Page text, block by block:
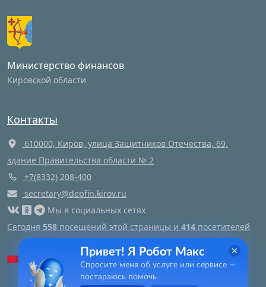
Министерство финансов
Кировской области
Контакты
610000, Киров, улица Защитников Отечества, 69,
здание Правительства области № 2
+7(8332) 208-400
secretary@depfin.kirov.ru
Мы в социальных сетях
Сегодня 558 посещений этой страницы и 414 посетителей
Яндекс метрика
Привет! Я Робот Макс
Спросите меня об услуге или сервисе —
постараюсь помочь